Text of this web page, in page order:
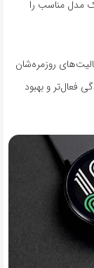
مدل مناسب را
روزمره‌شان
فعال‌تر و بهبود